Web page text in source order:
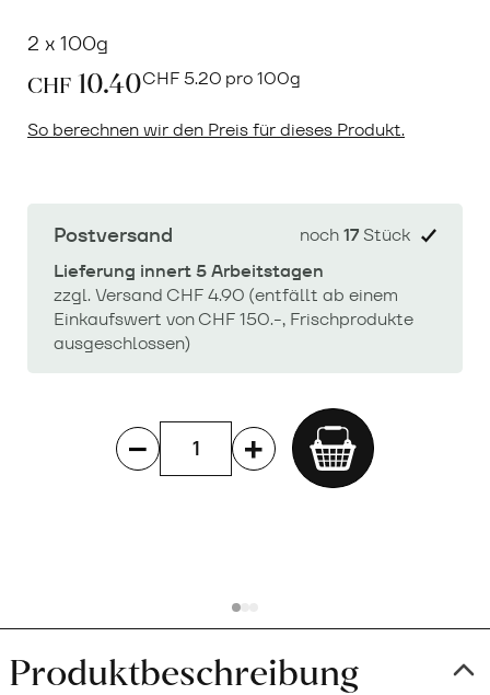
2 x 100g
CHF 10.40CHF5.20 pro 100g
So berechnen wir den Preis für dieses Produkt.
Postversand
Lieferung innert 5 Arbeitstagen
zzgl. Versand CHF 4.90 (entfällt ab einem
Einkaufswert von CHF 150.-, Frischprodukte
ausgeschlossen)
noch17Stück
Add
Produktbeschreibung